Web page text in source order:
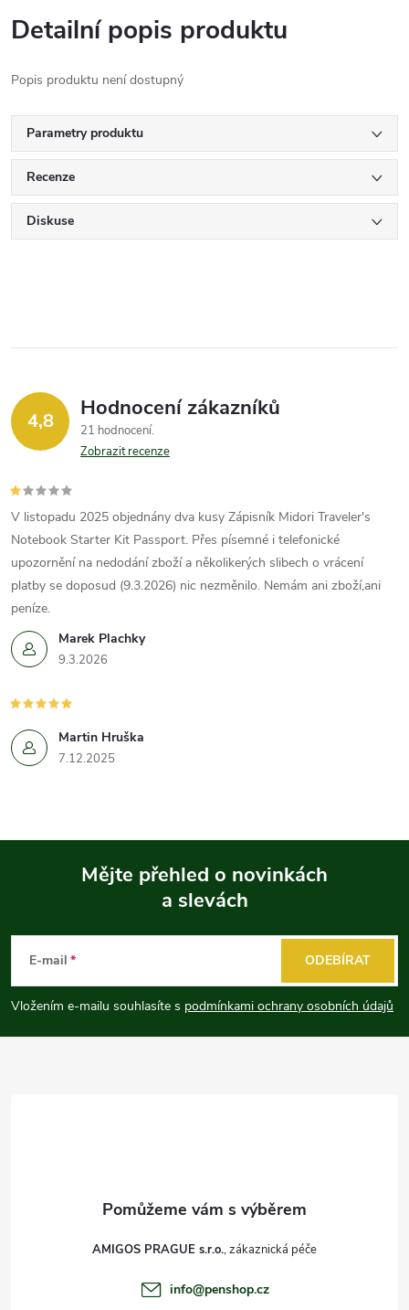
Detailní popis produktu
Popis produktu není dostupný
Parametry produktu
Recenze
Diskuse
4,8 Hodnocení zákazníků
21 hodnocení
Zobrazit recenze
Marek Plachky
9.3.2026
V listopadu 2025 objednány dva kusy Zápisník Midori Traveler's
Notebook Starter Kit Passport. Přes písemné i telefonické
upozornění na nedodání zboží a několikerých slibech o vrácení
platby se doposud (9.3.2026) nic nezměnilo. Nemám ani zboží,ani
peníze.
Martin Hruška
7.12.2025
p
a
Mějte přehled o novinkách
a slevách
E-mail
Vložením e-mailu souhlasíte s podmínkami ochrany osobních údajů
ODEBÍRAT
AMIGOS PRAGUE s.r.o.
info@penshop.cz